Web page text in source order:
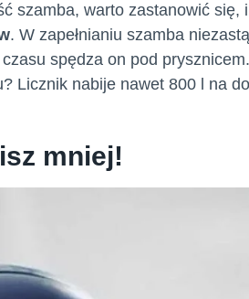
szamba, warto zastanowić się,
. W zapełnianiu szamba
spędza on pod
Licznik nabije nawet 800 l na
mniej!